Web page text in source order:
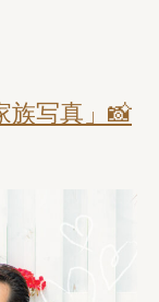
族写真」📸